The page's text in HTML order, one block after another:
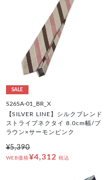
SALE
S26SA-01_BR_X
【SILVER LINE】シルクブレンド
ストライプネクタイ 8.0cm幅/ブ
ラウン×サーモンピンク
¥5,390
WEB価格¥4,312 税込